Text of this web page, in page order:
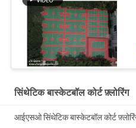
सिंथेटिक बास्केटबॉल कोर्ट फ़्लोरिंग
आईएसओ सिंथेटिक बास्केटबॉल कोर्ट फ़्लोरिंग